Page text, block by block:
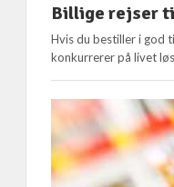
Billige rejser
Hvis du bestiller i god
konkurrerer på livet